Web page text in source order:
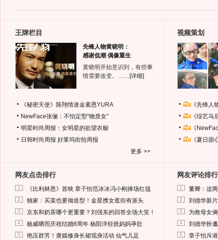
王牌栏目
先锋人物黄晓明：
感谢低潮 偶像重生
黄晓明开始意识到，有些事
情需要改变。…… [详细]
《秘密天使》陈翔情迷金素恩YURA
NewFace张俪：不怕定型“物质女”
明星时尚周报：女明星的欲望衣橱
日韩时尚周报 好莱坞街拍周报
更多 >>
视频策划
《先锋
《综艺
《
《夏日
网友点击排行
1 《比利林恩》首映 章子怡范冰冰冯小刚捧场红毯
2 独家：买菜也要拗造型！金星携女逛街有派头
3 京东和奶茶哪个更重要？刘强东的回答全场大笑！
4 杨威晒照庆祝结婚8周年 杨阳洋轻抚妈妈孕肚
5 艳压群芳！唐嫣修身长裙现身活动 仙气儿足
网友评论排行
1 董卿：这
2 刘德华新
3 为救母女
4 刘德华扮
5 章子怡斥